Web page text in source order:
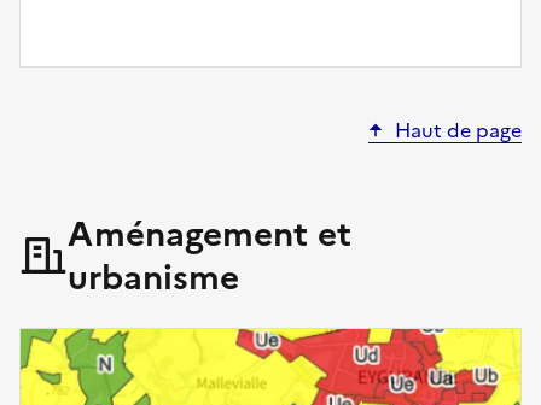
Haut de page
Aménagement et
urbanisme